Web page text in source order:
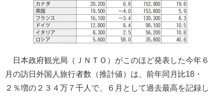
日本政府観光局（ＪＮＴＯ）がこのほど発表した今年６
月の訪日外国人旅行者数（推計値）は、前年同月比18・
２％増の２３４万７千人で、６月として過去最高を記録し